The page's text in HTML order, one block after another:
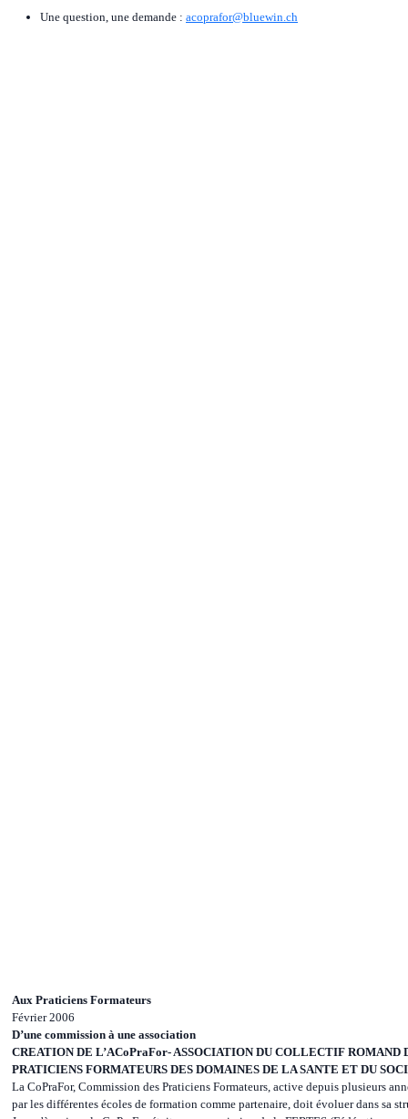
Une question, une demande : acoprafor@bluewin.ch
Aux Praticiens Formateurs
Février 2006
D’une commission à une association
CREATION DE L’ACoPraFor- ASSOCIATION DU COLLECTIF ROMAND
PRATICIENS FORMATEURS DES DOMAINES DE LA SANTE ET DU
La CoPraFor, Commission des Praticiens Formateurs, active depuis plusieurs
par les différentes écoles de formation comme partenaire, doit évoluer dans sa